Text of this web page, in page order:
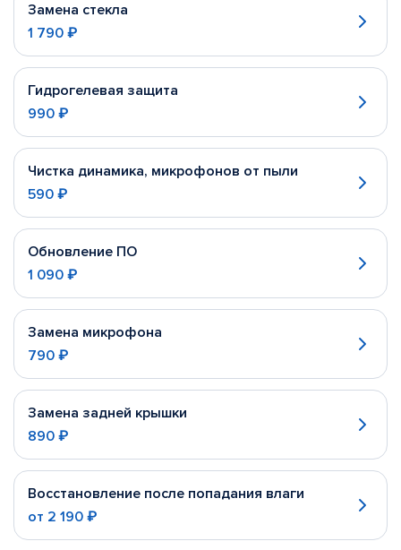
Замена стекла
1 790 ₽
Гидрогелевая защита
990 ₽
Чистка динамика, микрофонов от пыли
590 ₽
Обновление ПО
1 090 ₽
Замена микрофона
790 ₽
Замена задней крышки
890 ₽
Восстановление после попадания влаги
от 2 190 ₽